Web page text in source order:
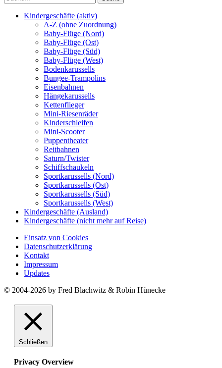
Kindergeschäfte (aktiv)
A-Z (ohne Zuordnung)
Baby-Flüge (Nord)
Baby-Flüge (Ost)
Baby-Flüge (Süd)
Baby-Flüge (West)
Bodenkarussells
Bungee-Trampolins
Eisenbahnen
Hängekarussells
Kettenflieger
Mini-Riesenräder
Kinderschleifen
Mini-Scooter
Puppentheater
Reitbahnen
Saturn/Twister
Schiffschaukeln
Sportkarussells (Nord)
Sportkarussells (Ost)
Sportkarussells (Süd)
Sportkarussells (West)
Kindergeschäfte (Ausland)
Kindergeschäfte (nicht mehr auf Reise)
Einsatz von Cookies
Datenschutzerklärung
Kontakt
Impressum
Updates
© 2004-2026 by Fred Blachwitz & Robin Hünecke
Schließen
Privacy Overview